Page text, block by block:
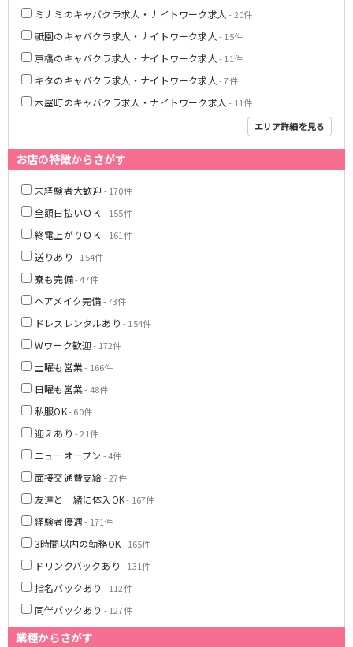
ミナミのキャバクラ求人・ナイトワーク求人 - 20件
祇園のキャバクラ求人・ナイトワーク求人 - 15件
京橋のキャバクラ求人・ナイトワーク求人 - 11件
キタのキャバクラ求人・ナイトワーク求人 - 7件
木屋町のキャバクラ求人・ナイトワーク求人 - 11件
エリア詳細を見る
お店の特徴からさがす
未経験者大歓迎- 170件
全額日払いＯＫ - 155件
終電上がりＯＫ - 161件
送りあり - 154件
寮も完備- 47件
ヘアメイク完備- 73件
ドレスレンタルあり - 154件
Wワーク歓迎- 172件
土曜も営業- 166件
日曜も営業- 48件
私服OK- 60件
迎えあり - 21件
ニューオープン - 4件
面接交通費支給- 27件
友達と一緒に体入OK- 167件
経験者優遇- 171件
3時間以内の勤務OK- 165件
ドリンクバックあり - 131件
指名バックあり - 112件
同伴バックあり - 127件
業種からさがす
わかやま電鉄貴志川線
JR東海道本線(琵琶湖線)(米原～京都)
彦根駅
阪急神戸本線
神戸三宮駅
十三駅
塚口駅
近鉄大阪線
大和八木駅
近鉄八尾駅
南海高野線(りんかんサンライン)
堺東駅
Osaka Metro谷町線
東梅田駅
守口駅
JR山陽本線(神戸線)(神戸～姫路)
姫路駅
明石駅
神戸駅